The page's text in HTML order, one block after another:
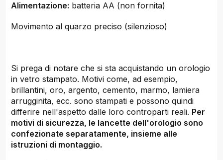
Alimentazione: batteria AA (non fornita)
Movimento al quarzo preciso (silenzioso)
Si prega di notare che si sta acquistando un orologio
in vetro stampato. Motivi come, ad esempio,
brillantini, oro, argento, cemento, marmo, lamiera
arrugginita, ecc. sono stampati e possono quindi
differire nell'aspetto dalle loro controparti reali. Per
motivi di sicurezza, le lancette dell'orologio sono
confezionate separatamente, insieme alle
istruzioni di montaggio.